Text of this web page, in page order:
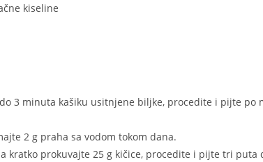
kiseline
3 minuta kašiku usitnjene biljke, procedite i pijte po
2 g praha sa vodom tokom dana.
kratko prokuvajte 25 g kičice, procedite i pijte tri puta